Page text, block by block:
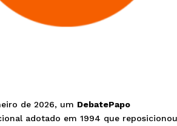
de 2026, um DebatePapo
adotado em 1994 que